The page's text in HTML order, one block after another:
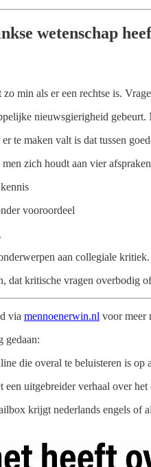
wetenschap
min als er een rechtse is.
nieuwsgierigheid gebeurt.
te maken valt is dat tussen
zich houdt aan vier
vooroordeel
aan collegiale kritiek.
dat kritische vragen overbodig
via mennoenerwin.nl voor meer
gedaan:
die overal te beluisteren is op
uitgebreider verhaal over
krijgt nederlands engels of